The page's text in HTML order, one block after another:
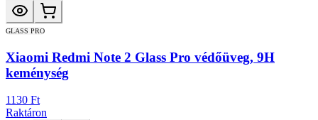
GLASS PRO
Xiaomi Redmi Note 2 Glass Pro védőüveg, 9H
keménység
1130 Ft
Raktáron